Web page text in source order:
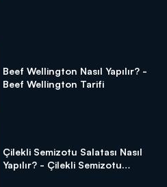
Beef Wellington Nasıl Yapılır? -
Beef Wellington Tarifi
Çilekli Semizotu Salatası Nasıl
Yapılır? - Çilekli Semizotu